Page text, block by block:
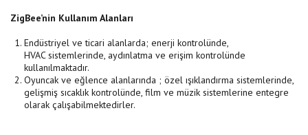
ZigBee’nin Kullanım Alanları
Endüstriyel ve ticari alanlarda; enerji kontrolünde,
HVAC sistemlerinde, aydınlatma ve erişim kontrolünde
kullanılmaktadır.
Oyuncak ve eğlence alanlarında ; özel ışıklandırma sistemlerinde,
gelişmiş sıcaklık kontrolünde, film ve müzik sistemlerine entegre
olarak çalışabilmektedirler.